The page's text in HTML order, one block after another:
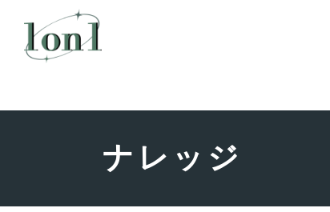
ナレッジ